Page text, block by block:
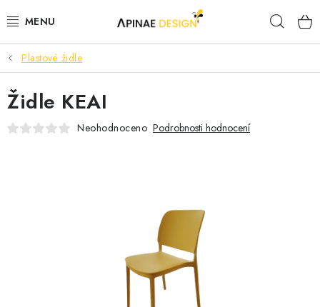
na
PRODUKTY
AKCE
KANCELÁŘSKÝ NÁBYTEK
Plastové židle
Židle KEAI
Neohodnoceno Podrobnosti hodnocení